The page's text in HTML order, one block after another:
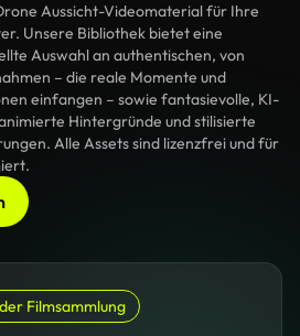
Aussicht-Videomaterial für Ihre
Unsere Bibliothek bietet eine
Auswahl an authentischen, von
– die reale Momente und
einfangen – sowie fantasievolle, KI-
Hintergründe und stilisierte
Alle Assets sind lizenzfrei und für
Filmsammlung